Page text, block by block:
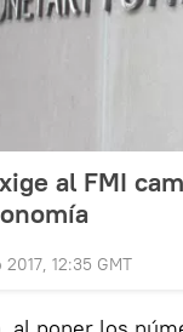
al FMI
12:35 GMT